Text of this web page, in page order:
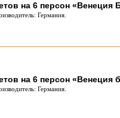
на 6 персон «Венеция
Германия.
на 6 персон «Венеция
Германия.